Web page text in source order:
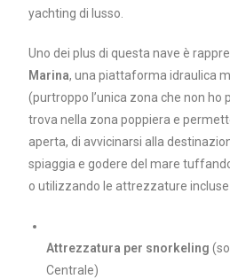
yachting di lusso.
Uno dei plus di questa nave è
Marina, una piattaforma idraulica
(purtroppo l’unica zona che non ho
trova nella zona poppiera e
aperta, di avvicinarsi alla
spiaggia e godere del mare
o utilizzando le attrezzature
Attrezzatura per snorkeling
Centrale)